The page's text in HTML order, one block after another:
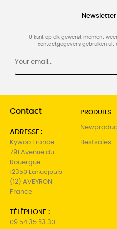
U kunt op elk gewenst moment
contactgegevens gebruiken uit
Contact
ADRESSE :
Kywoo France
791 Avenue du
Rouergue
12350 Lanuejouls
(12) AVEYRON
France
TÉLÉPHONE :
09 54 35 63 30
PRODUITS
Bestsales